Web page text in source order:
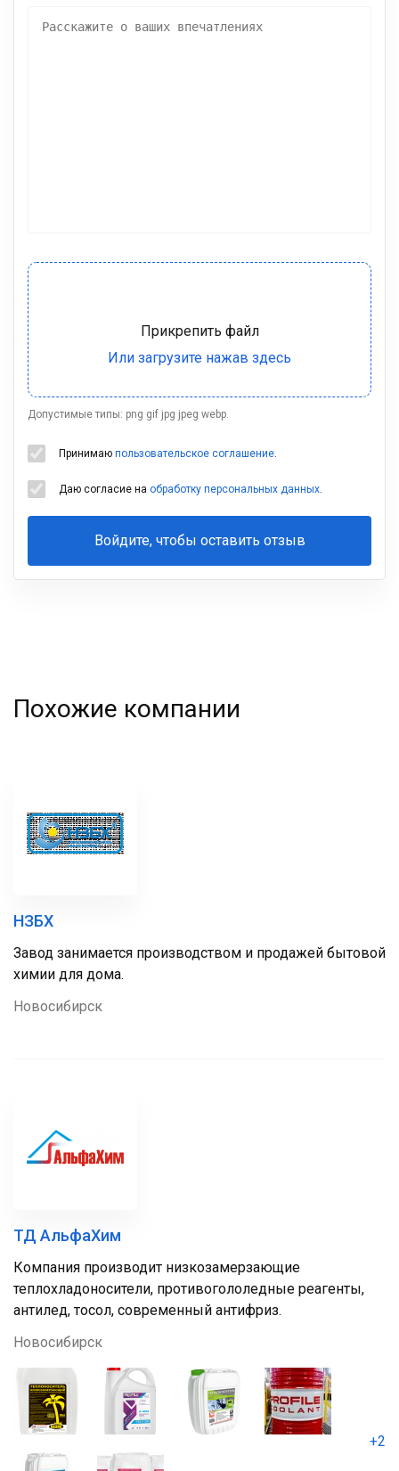
Допустимые типы: png gif jpg jpeg webp.
Принимаю пользовательское соглашение.
Даю согласие на обработку персональных данных.
Войдите, чтобы оставить отзыв
Ваша
Похожие компании
НЗБХ
Завод занимается производством и продажей бытовой
химии для дома.
Новосибирск
ТД АльфаХим
Компания производит низкозамерзающие
теплохладоносители, противогололедные реагенты,
антилед, тосол, современный антифриз.
Новосибирск
+2